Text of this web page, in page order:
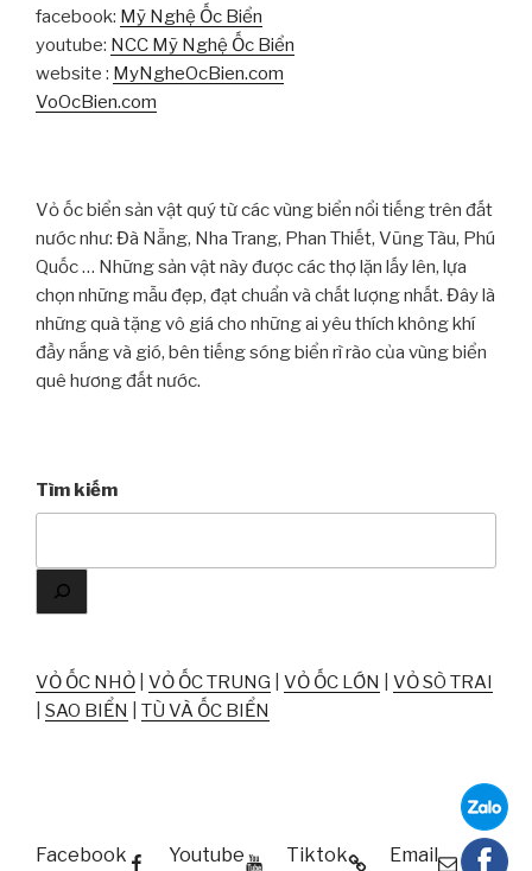
facebook: Mỹ Nghệ Ốc Biển
youtube: NCC Mỹ Nghệ Ốc Biển
website : MyNgheOcBien.com
VoOcBien.com
Vỏ ốc biển sản vật quý từ các vùng biển nổi tiếng trên đất
nước như: Đà Nẵng, Nha Trang, Phan Thiết, Vũng Tàu, Phú
Quốc … Những sản vật này được các thợ lặn lấy lên, lựa
chọn những mẫu đẹp, đạt chuẩn và chất lượng nhất. Đây là
những quà tặng vô giá cho những ai yêu thích không khí
đầy nắng và gió, bên tiếng sóng biển rì rào của vùng biển
quê hương đất nước.
Tìm kiếm
VỎ ỐC NHỎ VỎ ỐC TRUNG VỎ ỐC LỚN
VỎ SÒ TRAI
SAO BIỂN TÙ VÀ ỐC BIỂN
Facebook Youtube Tiktok Email